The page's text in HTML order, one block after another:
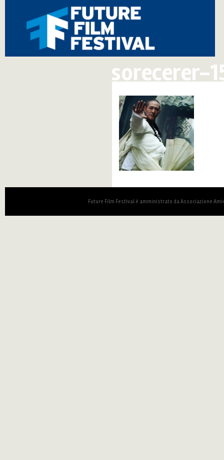
sorecerer-
Future Film Festival è amministrato da Associazione